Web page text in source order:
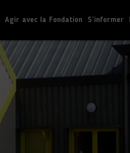
Agir avec la Fondation S’informer